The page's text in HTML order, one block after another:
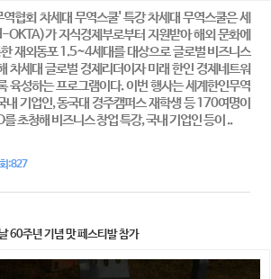
협회 차세대 무역스쿨' 특강 차세대 무역스쿨은 세
가 지식경제부로부터 지원받아 해외 문화에
재외동포 1.5~4세대를 대상으로 글로벌 비즈니스
차세대 글로벌 경제리더이자 미래 한인 경제네트워
육성하는 프로그램이다. 이번 행사는 세계한인무역
내 기업인, 동국대 경주캠퍼스 재학생 등 170여명이
초청해 비즈니스 창업 특강, 국내 기업인 등이 ..
:827
60주년 기념 맛 페스티발 참가